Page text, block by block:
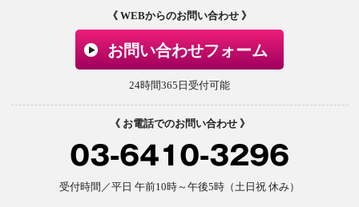
《 WEBからのお問い合わせ 》
お問い合わせフォーム
24時間365日受付可能
《 お電話でのお問い合わせ 》
03-6410-3296
受付時間／平日 午前10時～午後5時（土日祝 休み）